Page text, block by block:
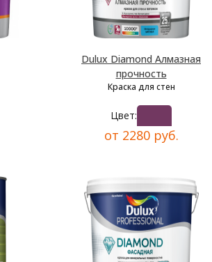
Dulux Diamond Алмазная
прочность
Краска для стен
Цвет:
от 2280 руб.